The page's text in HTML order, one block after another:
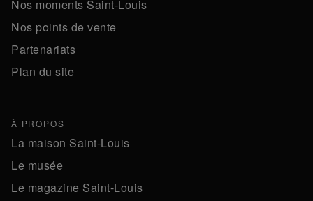
Nos moments Saint-Louis
Nos points de vente
Partenariats
Plan du site
À PROPOS
La maison Saint-Louis
Le musée
Le magazine Saint-Louis